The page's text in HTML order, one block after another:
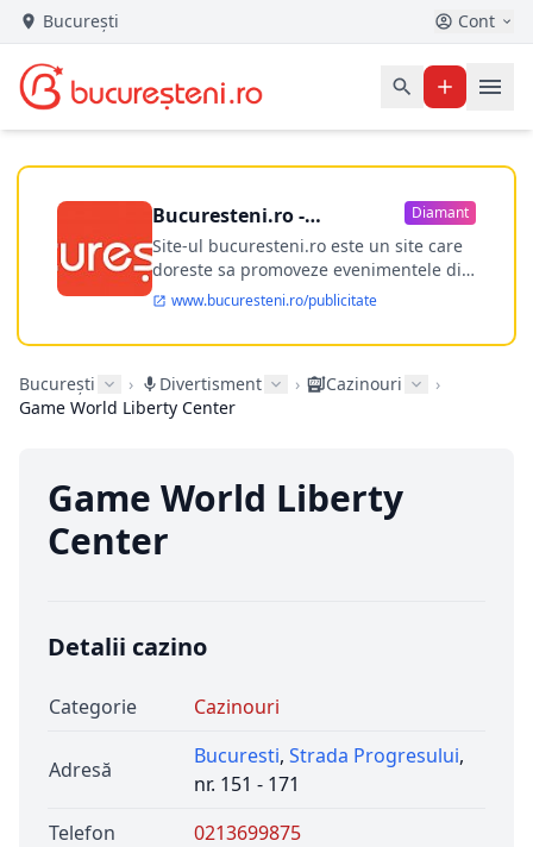
București Cont
Bucuresteni.ro -
publicitate online
Diamant
Site-ul bucuresteni.ro este un site care
doreste sa promoveze evenimentele din
Bucuresti si nu numai, sa puna la
dispozitia utilizatorului cea mai
performanta harta electronica a
ofere posibilitatea firmel...
www.bucuresteni.ro/publicitate
București › Divertisment › Cazinouri
›
Game World Liberty Center
Game World Liberty
Center
Detalii cazino
Categorie Cazinouri
Adresă
Bucuresti, Strada Progresului,
nr. 151 - 171
Telefon
0213699875